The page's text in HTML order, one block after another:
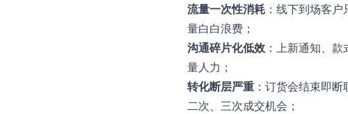
流量一次性消耗：线下到场客户
量白白浪费；
沟通碎片化低效：上新通知、款
量人力；
转化断层严重：订货会结束即断
二次、三次成交机会；